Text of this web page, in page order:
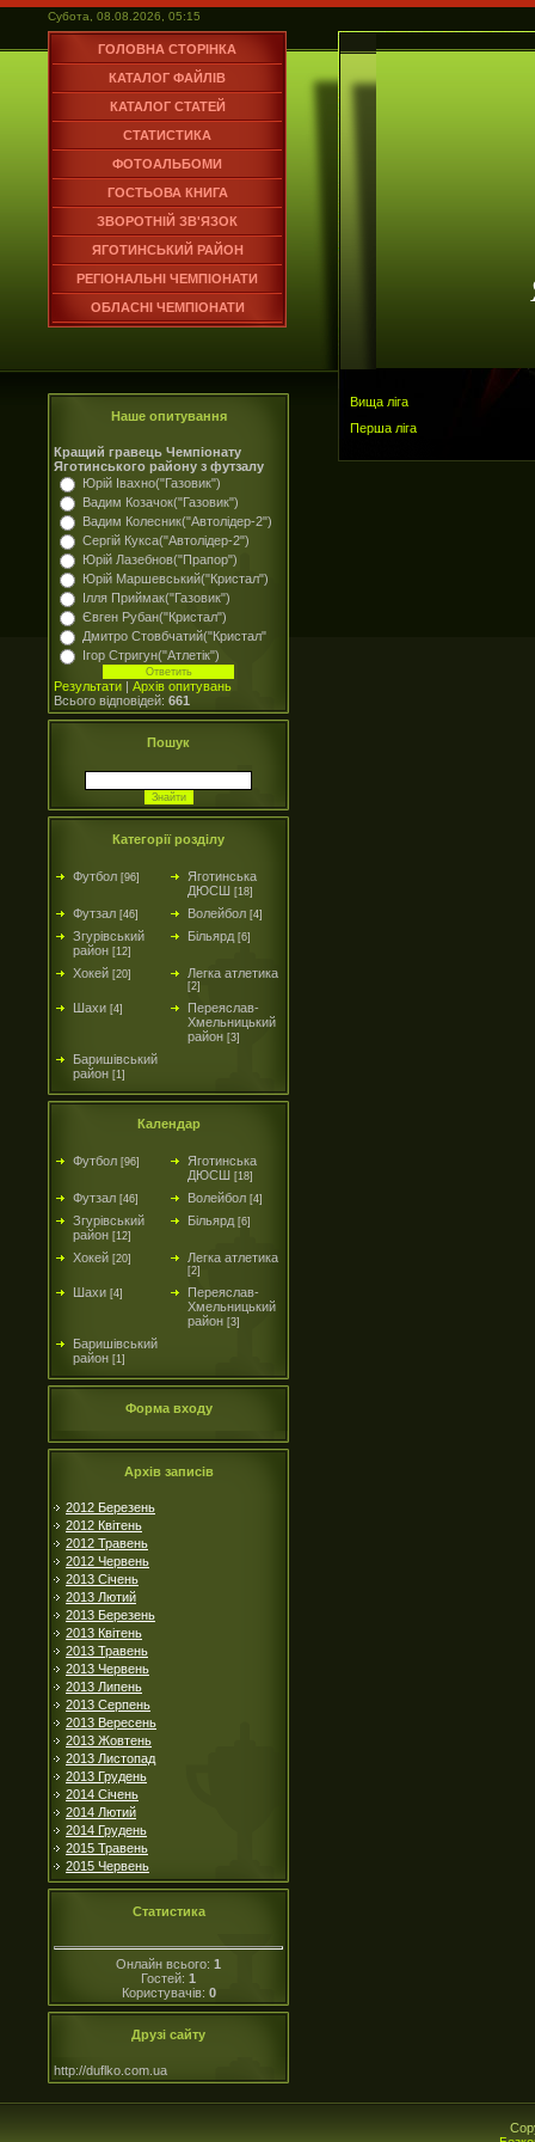
Субота, 08.08.2026, 05:15
ГОЛОВНА СТОРІНКА
КАТАЛОГ ФАЙЛІВ
КАТАЛОГ СТАТЕЙ
СТАТИСТИКА
ФОТОАЛЬБОМИ
ГОСТЬОВА КНИГА
ЗВОРОТНІЙ ЗВ'ЯЗОК
ЯГОТИНСЬКИЙ РАЙОН
РЕГІОНАЛЬНІ ЧЕМПІОНАТИ
ОБЛАСНІ ЧЕМПІОНАТИ
Наше опитування
Кращий гравець Чемпіонату
Яготинського району з футзалу
Юрій Івахно("Газовик")
Вадим Козачок("Газовик")
Вадим Колесник("Автолідер-2")
Сергій Кукса("Автолідер-2")
Юрій Лазебнов("Прапор")
Юрій Маршевський("Кристал")
Ілля Приймак("Газовик")
Євген Рубан("Кристал")
Дмитро Стовбчатий("Кристал"
Ігор Стригун("Атлетік")
Результати | Архів опитувань
Всього відповідей: 661
Пошук
Категорії розділу
Футбол [96]
Яготинська
ДЮСШ [18]
Футзал [46] Волейбол [4]
Згурівський
район [12]
Більярд [6]
Хокей [20] Легка атлетика
[2]
Шахи [4]
Переяслав-
Хмельницький
район [3]
Баришівський
район [1]
Календар
Футбол [96]
Яготинська
ДЮСШ [18]
Футзал [46] Волейбол [4]
Згурівський
район [12]
Більярд [6]
Хокей [20] Легка атлетика
[2]
Шахи [4]
Переяслав-
Хмельницький
район [3]
Баришівський
район [1]
Форма входу
Архів записів
2012 Березень
2012 Квітень
2012 Травень
2012 Червень
2013 Січень
2013 Лютий
2013 Березень
2013 Квітень
2013 Травень
2013 Червень
2013 Липень
2013 Серпень
2013 Вересень
2013 Жовтень
2013 Листопад
2013 Грудень
2014 Січень
2014 Лютий
2014 Грудень
2015 Травень
2015 Червень
Статистика
Онлайн всього: 1
Гостей: 1
Користувачів: 0
Друзі сайту
http://duflko.com.ua
Вища ліга
Перша ліга